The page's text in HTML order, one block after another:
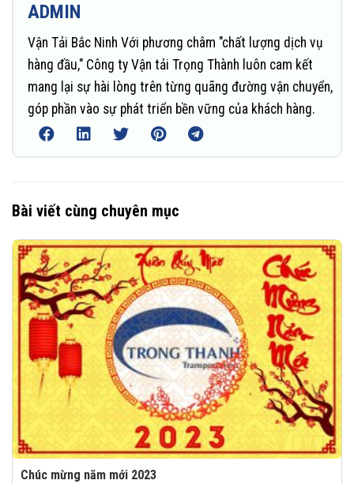
ADMIN
Vận Tải Bắc Ninh Với phương châm "chất lượng dịch vụ
hàng đầu," Công ty Vận tải Trọng Thành luôn cam kết
mang lại sự hài lòng trên từng quãng đường vận chuyển,
góp phần vào sự phát triển bền vững của khách hàng.
Bài viết cùng chuyên mục
Chúc mừng năm mới 2023